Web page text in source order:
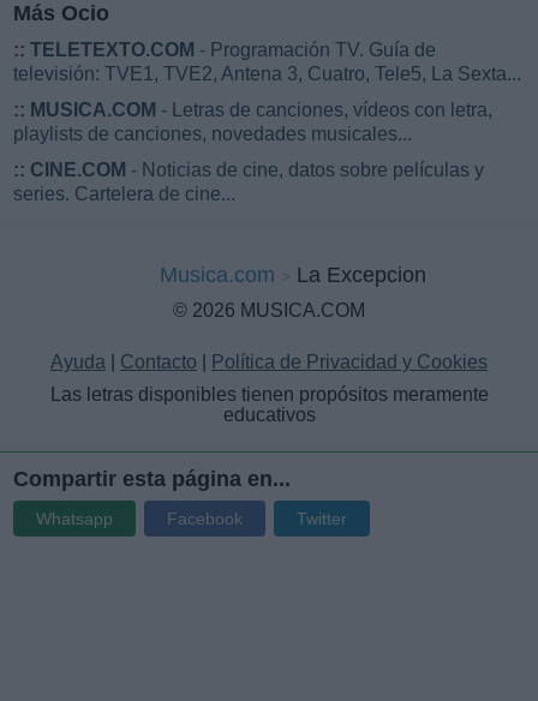
Más Ocio
:: TELETEXTO.COM - Programación TV. Guía de
televisión: TVE1, TVE2, Antena 3, Cuatro, Tele5, La Sexta...
:: MUSICA.COM - Letras de canciones, vídeos con letra,
playlists de canciones, novedades musicales...
:: CINE.COM - Noticias de cine, datos sobre películas y
series. Cartelera de cine...
Musica.com La Excepcion
© 2026 MUSICA.COM
Ayuda Contacto
Política de Privacidad y Cookies
Las letras disponibles tienen propósitos meramente
educativos
Compartir esta página en...
Whatsapp Facebook Twitter